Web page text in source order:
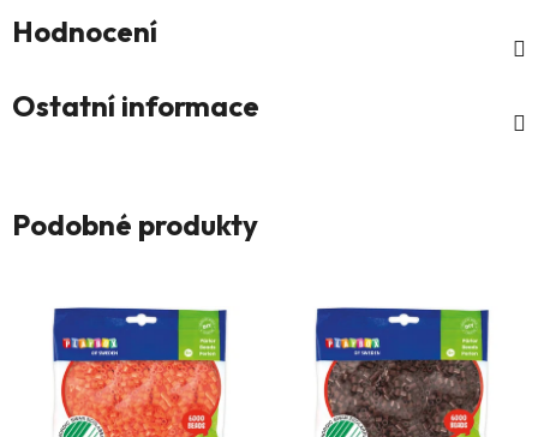
Hodnocení
Ostatní informace
Podobné produkty